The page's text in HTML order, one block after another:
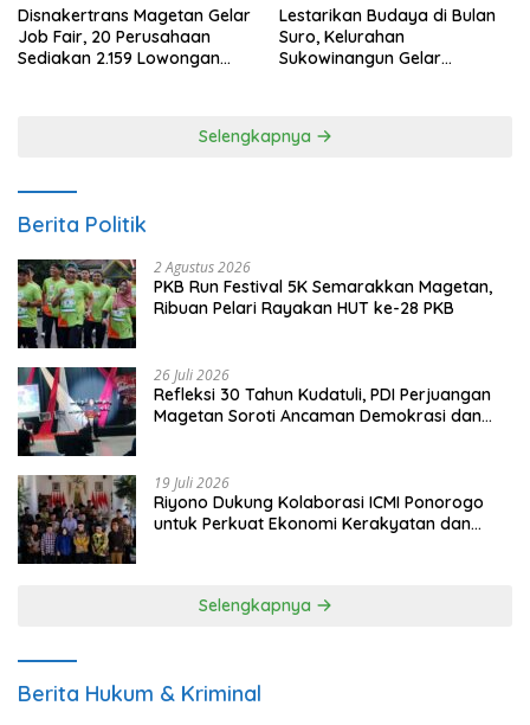
Disnakertrans Magetan Gelar
Job Fair, 20 Perusahaan
Sediakan 2.159 Lowongan
Lestarikan Budaya di Bulan
Suro, Kelurahan
Sukowinangun Gelar
Selengkapnya
Berita Politik
2 Agustus 2026
PKB Run Festival 5K Semarakkan Magetan,
Ribuan Pelari Rayakan HUT ke-28 PKB
26 Juli 2026
Refleksi 30 Tahun Kudatuli, PDI Perjuangan
Magetan Soroti Ancaman Demokrasi dan
19 Juli 2026
Riyono Dukung Kolaborasi ICMI Ponorogo
untuk Perkuat Ekonomi Kerakyatan dan
Selengkapnya
Berita Hukum & Kriminal